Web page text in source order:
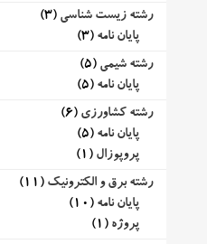
رشته زیست شناسی (3)
پایان نامه (3)
رشته شیمی (5)
پایان نامه (5)
رشته کشاورزی (6)
پایان نامه (5)
پروپوزال (1)
رشته برق و الکترونیک (11)
پایان نامه (10)
پروژه (1)